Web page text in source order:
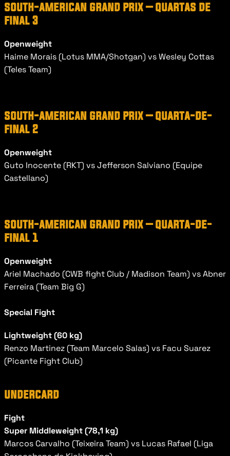
south-american grand prix – quartas de
final 3
Openweight
Haime Morais (Lotus MMA/Shotgan) vs Wesley Cottas
(Teles Team)
south-american grand prix – quarta-de-
final 2
Openweight
Guto Inocente (RKT) vs Jefferson Salviano (Equipe
Castellano)
south-american grand prix – quarta-de-
final 1
Openweight
Ariel Machado (CWB fight Club / Madison Team) vs Abner
Ferreira (Team Big G)
Special Fight
Lightweight (60 kg)
Renzo Martinez (Team Marcelo Salas) vs Facu Suarez
(Picante Fight Club)
undercard
Fight
Super Middleweight (78,1 kg)
Marcos Carvalho (Teixeira Team) vs Lucas Rafael (Liga